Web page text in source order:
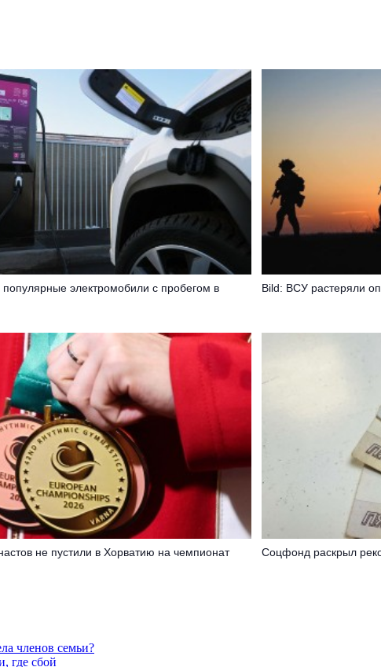
электромобили с пробегом в
Bild: ВСУ растеряли
не пустили в Хорватию на чемпионат
Соцфонд раскрыл
членов семьи?
где сбой